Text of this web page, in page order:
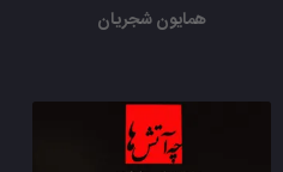
همایون شجریان